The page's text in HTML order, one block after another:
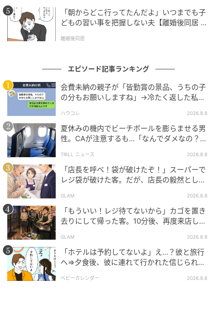
懲らしめた話
「朝からどこ行ってたんだよ」いつまでも子
どもの習い事を把握しない夫【離婚後同居 Vo
離婚後同居
エピソード記事ランキング
会費未納の親子が「皆勤賞の景品、うちの子
の分もお願いしますね」→冷たく返した私が
ハウコレ 2026.8.8
夏休みの機内でビーチボールを膨らませる男
性。CAが注意するも…「なんでダメなの？」
TRILL ニュース 2026.8.8
「店長を呼べ！袋が破けたぞ！」スーパーで
レジ袋が破けた客。だが、店長の毅然とした
GLAM 2026.8.8
「もういい！レジ待てないから」カゴを置き
去りにして帰った客。10分後、再度来店した
GLAM 2026.8.8
「ホテルは予約してないよ」え…？彼と旅行
へ⇒夕食後、彼に連れて行かれた信じられな
ベビーカレンダー 2026.8.8